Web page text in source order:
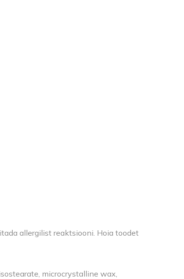
allergilist reaktsiooni. Hoia toodet
microcrystalline wax,